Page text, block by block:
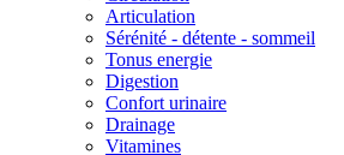
Articulation
Sérénité - détente - sommeil
Tonus energie
Digestion
Confort urinaire
Drainage
Vitamines